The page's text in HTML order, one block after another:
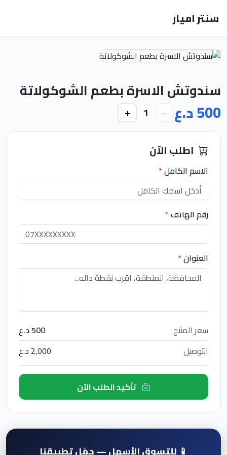
سنتر اميار
سندوتش الاسرة بطعم الشوكولاتة
500 د.ع −
1
+
اطلب الآن
الاسم الكامل*
رقم الهاتف*
العنوان*
سعر المنتج
500 د.ع
التوصيل
2,000 د.ع
📱 للتسوق الأسهل — حمّل تطبيقنا